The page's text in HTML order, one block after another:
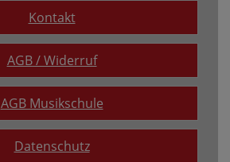
Kontakt
AGB / Widerruf
AGB Musikschule
Datenschutz